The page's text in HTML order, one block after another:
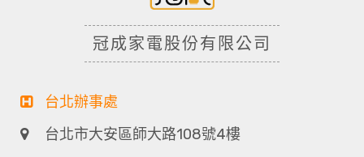
冠成家電股份有限公司
台北辦事處
台北市大安區師大路108號4樓